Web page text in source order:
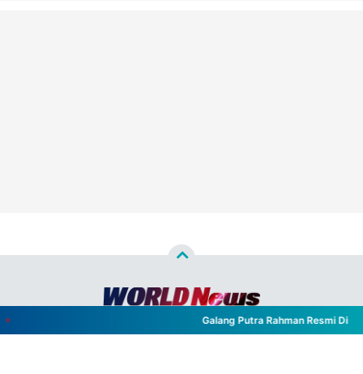
Galang Putra Rahman Resmi
WORLD NEWS™- All Rights Reserved
Designed byNghustle